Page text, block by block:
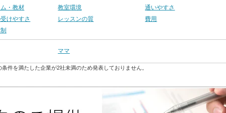
・教材
教室環境
通いやすさ
けやすさ
レッスンの質
費用
ママ
件を満たした企業が2社未満のため発表しておりません。